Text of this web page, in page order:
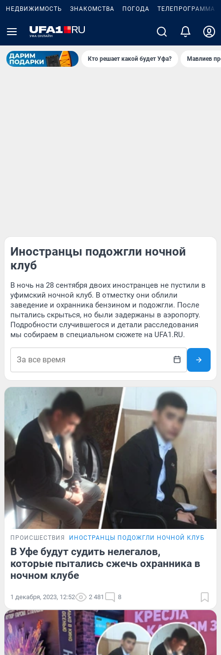
НЕДВИЖИМОСТЬ ЗНАКОМСТВА ПОГОДА ТЕЛЕПРОГРАММА
Кто решает какой будет Уфа? Мавлиев
Иностранцы подожгли ночной
клуб
В ночь на 28 сентября двоих иностранцев не пустили в
уфимский ночной клуб. В отместку они облили
заведение и охранника бензином и подожгли. После
пытались скрыться, но были задержаны в аэропорту.
Подробности случившегося и детали расследования
мы собираем в специальном сюжете на UFA1.RU.
ПРОИСШЕСТВИЯ ИНОСТРАНЦЫ ПОДОЖГЛИ НОЧНОЙ КЛУБ
В Уфе будут судить нелегалов,
которые пытались сжечь охранника в
ночном клубе
1 декабря, 2023, 12:52 2 481 8